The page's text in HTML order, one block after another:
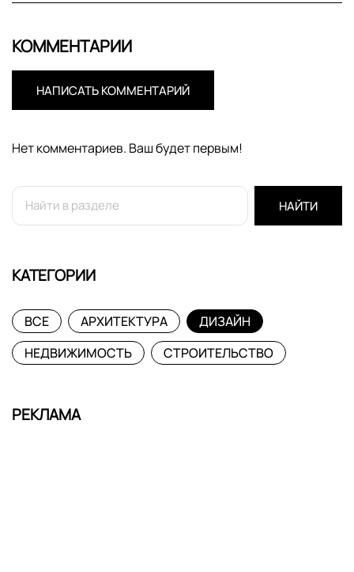
КОММЕНТАРИИ
НАПИСАТЬ КОММЕНТАРИЙ
Нет комментариев. Ваш будет первым!
НАЙТИ
КАТЕГОРИИ
ВСЕ АРХИТЕКТУРА
ДИЗАЙН
НЕДВИЖИМОСТЬ
СТРОИТЕЛЬСТВО
РЕКЛАМА